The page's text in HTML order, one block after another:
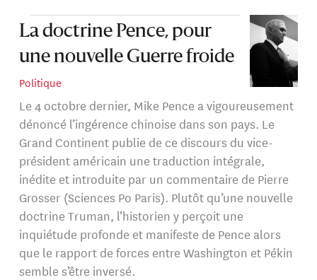
La doctrine Pence, pour
une nouvelle Guerre froide
Politique
Le 4 octobre dernier, Mike Pence a vigoureusement
dénoncé l’ingérence chinoise dans son pays. Le
Grand Continent publie de ce discours du vice-
président américain une traduction intégrale,
inédite et introduite par un commentaire de Pierre
Grosser (Sciences Po Paris). Plutôt qu’une nouvelle
doctrine Truman, l’historien y perçoit une
inquiétude profonde et manifeste de Pence alors
que le rapport de forces entre Washington et Pékin
semble s’être inversé.